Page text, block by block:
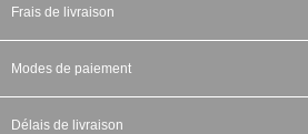
Frais de livraison
Modes de paiement
Délais de livraison